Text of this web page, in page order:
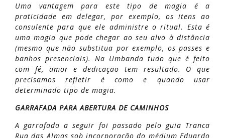
Uma vantagem para este tipo de magia é a
praticidade em delegar, por exemplo, os itens ao
consulente para que ele administre o ritual. Esta é
uma magia que pode chegar ao seu alvo à distância
(mesmo que não substitua por exemplo, os passes e
banhos presenciais). Na Umbanda tudo que é feito
com fé, amor e dedicação tem resultado. O que
precisamos refletir é como e quando usar
determinado tipo de magia.
GARRAFADA PARA ABERTURA DE CAMINHOS
A garrafada a seguir foi passado pelo guia Tranca
Rua das Almas sob incorporação do médium Eduardo